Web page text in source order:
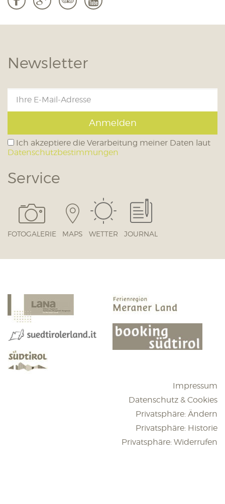
Newsletter
Anmelden
Ich akzeptiere die Verarbeitung meiner Daten laut
Datenschutzbestimmungen
Service
FOTOGALERIE MAPS WETTER JOURNAL
Impressum
Datenschutz & Cookies
Privatsphäre: Ändern
Privatsphäre: Historie
Privatsphäre: Widerrufen